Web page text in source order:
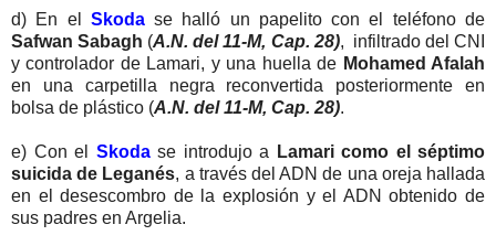
d) En el Skodase halló un papelito con el teléfono de
Safwan Sabagh (A.N. del 11-M, Cap. 28), infiltrado del CNI
y controlador de Lamari, y una huella de Mohamed Afalah
en una carpetilla negra reconvertida posteriormente en
bolsa de plástico (A.N. del 11-M, Cap. 28).
e) Con el Skoda se introdujo a Lamari como el séptimo
suicida de Leganés, a través del ADN de una oreja hallada
en el desescombro de la explosión y el ADN obtenido de
sus padres en Argelia.